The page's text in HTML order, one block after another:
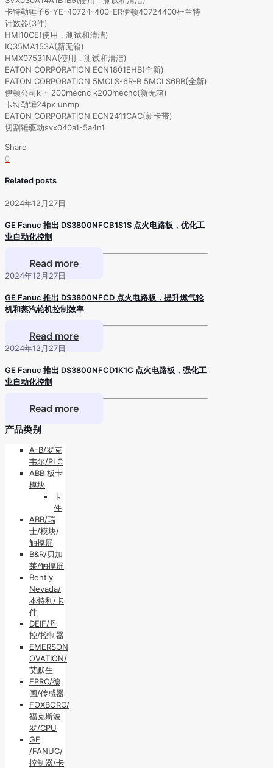
卡特勒锤子6-YE-40724-400-ER伊顿40724400杜兰特
计数器(3件)
HMI10CE(使用，测试和清洁)
IQ35MA153A(新无箱)
HMX07531NA(使用，测试和清洁)
EATON CORPORATION ECN1801EHB(全新)
EATON CORPORATION 5MCLS-6R-B 5MCLS6RB(全新)
伊顿公司k + 200mecnc k200mecnc(新无箱)
卡特勒锤24px unmp
EATON CORPORATION ECN2411CAC(新卡带)
切割锤驱动svx040a1-5a4n1
Share
0
Related posts
2024年12月27日
GE Fanuc 推出 DS3800NFCB1S1S 点火电路板，优化工
业自动化控制
Read more
2024年12月27日
GE Fanuc 推出 DS3800NFCD 点火电路板，提升燃气轮
机和蒸汽轮机控制效率
Read more
2024年12月27日
GE Fanuc 推出 DS3800NFCD1K1C 点火电路板，强化工
业自动化控制
Read more
产品类别
A-B/罗克
韦尔/PLC
ABB 板卡
模块
卡
件
ABB/瑞
士/模块/
触摸屏
B&R/贝加
莱/触摸屏
Bently
Nevada/
本特利/卡
件
DEIF/丹
控/控制器
EMERSON
OVATION/
艾默生
EPRO/德
国/传感器
FOXBORO/
福克斯波
罗/CPU
GE
/FANUC/
控制器/卡